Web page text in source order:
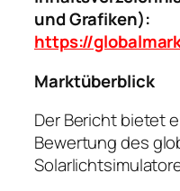
und Grafiken):
https://
Marktüberblick
Der Bericht bietet
Bewertung des